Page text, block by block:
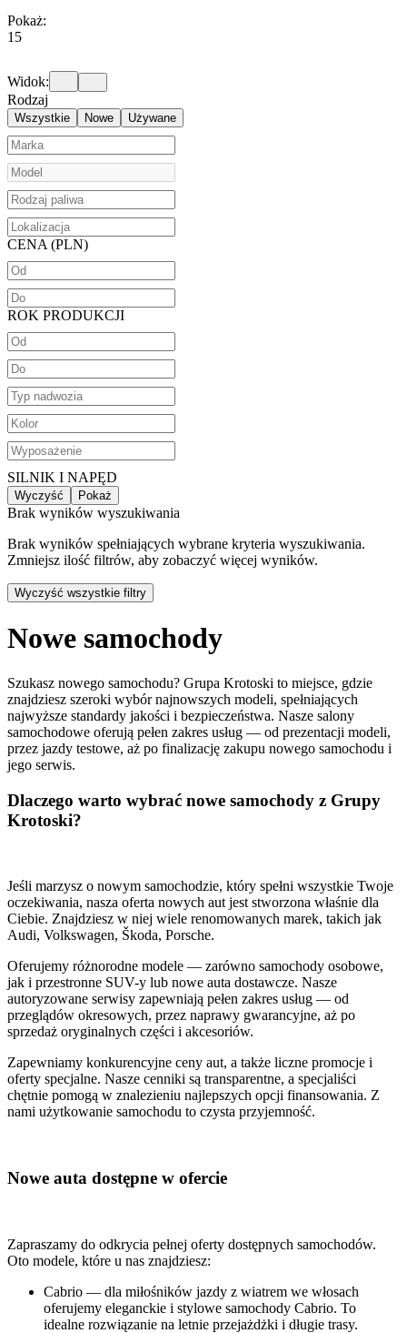
Pokaż:
15
Widok:
Rodzaj
Wszystkie Nowe Używane
CENA (PLN)
ROK PRODUKCJI
SILNIK I NAPĘD
Wyczyść Pokaż
Brak wyników wyszukiwania
Brak wyników spełniających wybrane kryteria wyszukiwania.
Zmniejsz ilość filtrów, aby zobaczyć więcej wyników.
Wyczyść wszystkie filtry
Nowe samochody
Szukasz nowego samochodu? Grupa Krotoski to miejsce, gdzie
znajdziesz szeroki wybór najnowszych modeli, spełniających
najwyższe standardy jakości i bezpieczeństwa. Nasze salony
samochodowe oferują pełen zakres usług — od prezentacji modeli,
przez jazdy testowe, aż po finalizację zakupu nowego samochodu i
jego serwis.
Dlaczego warto wybrać nowe samochody z Grupy
Krotoski?
Jeśli marzysz o nowym samochodzie, który spełni wszystkie Twoje
oczekiwania, nasza oferta nowych aut jest stworzona właśnie dla
Ciebie. Znajdziesz w niej wiele renomowanych marek, takich jak
Audi, Volkswagen, Škoda, Porsche.
Oferujemy różnorodne modele — zarówno samochody osobowe,
jak i przestronne SUV-y lub nowe auta dostawcze. Nasze
autoryzowane serwisy zapewniają pełen zakres usług — od
przeglądów okresowych, przez naprawy gwarancyjne, aż po
sprzedaż oryginalnych części i akcesoriów.
Zapewniamy konkurencyjne ceny aut, a także liczne promocje i
oferty specjalne. Nasze cenniki są transparentne, a specjaliści
chętnie pomogą w znalezieniu najlepszych opcji finansowania. Z
nami użytkowanie samochodu to czysta przyjemność.
Nowe auta dostępne w ofercie
Zapraszamy do odkrycia pełnej oferty dostępnych samochodów.
Oto modele, które u nas znajdziesz:
Cabrio — dla miłośników jazdy z wiatrem we włosach
oferujemy eleganckie i stylowe samochody Cabrio. To
idealne rozwiązanie na letnie przejażdżki i długie trasy.